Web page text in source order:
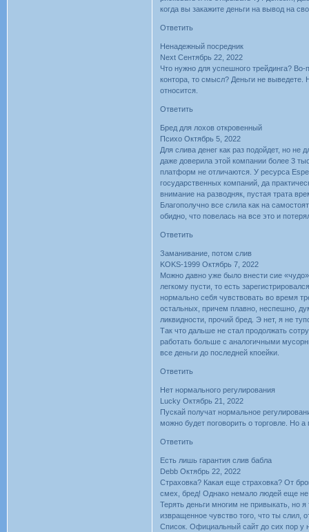
когда вы закажите деньги на вывод на
Ответить
Ненадежный посредник
Next Сентябрь 22, 2022
Что нужно для успешного трейдинга?
контора, то смысл? Деньги не
относится.
Ответить
Бред для лохов откровенный
Психо Октябрь 5, 2022
Для слива денег как раз подойдет, но не
даже доверила этой компании более 3
платформ не отличаются. У ресурса
государственных компаний, да
внимание на разводняк, пустая трата
Благополучно все слила как на
обидно, что повелась на все это и
Ответить
Заманивание, потом слив
KOKS-1999 Октябрь 7, 2022
Можно давно уже было внести сие
легкому пусти, то есть
нормально себя чувствовать во время
остальных, причем плавно, неспешно,
ликвидности, прочий бред. Э нет, я не
Так что дальше не стал продолжать
работать больше с аналогичными
все деньги до последней кпоейки.
Ответить
Нет нормального регулирования
Lucky Октябрь 21, 2022
Пускай получат нормальное
можно будет поговорить о торговле. Но
Ответить
Есть лишь гарантия слив бабла
Debb Октябрь 22, 2022
Страховка? Какая еще страховка? От
смех, бред! Однако немало людей еще не
Терять деньги многим не привыкать, но
извращенное чувство того, что ты слил,
Список. Официальный сайт до сих пор у